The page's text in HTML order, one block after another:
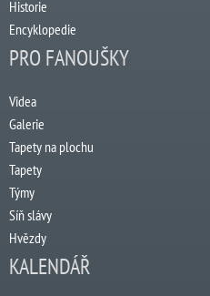
Historie
Encyklopedie
PRO FANOUŠKY
Videa
Galerie
Tapety na plochu
Tapety
Týmy
Síň slávy
Hvězdy
KALENDÁŘ